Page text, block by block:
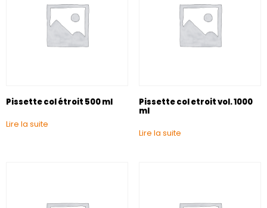
Pissette col étroit 500 ml
Lire la suite
Pissette col etroit vol. 1000
ml
Lire la suite